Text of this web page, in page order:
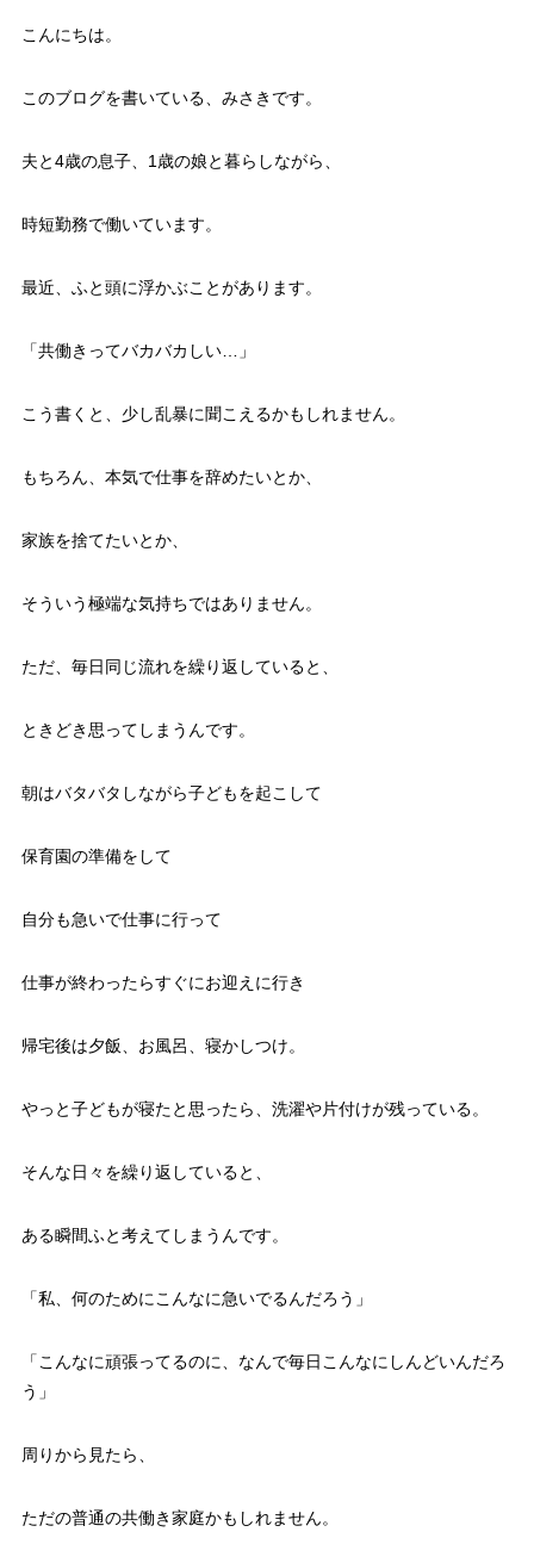
こんにちは。
このブログを書いている、みさきです。
夫と4歳の息子、1歳の娘と暮らしながら、
時短勤務で働いています。
最近、ふと頭に浮かぶことがあります。
「共働きってバカバカしい…」
こう書くと、少し乱暴に聞こえるかもしれません。
もちろん、本気で仕事を辞めたいとか、
家族を捨てたいとか、
そういう極端な気持ちではありません。
ただ、毎日同じ流れを繰り返していると、
ときどき思ってしまうんです。
朝はバタバタしながら子どもを起こして
保育園の準備をして
自分も急いで仕事に行って
仕事が終わったらすぐにお迎えに行き
帰宅後は夕飯、お風呂、寝かしつけ。
やっと子どもが寝たと思ったら、洗濯や片付けが残っている。
そんな日々を繰り返していると、
ある瞬間ふと考えてしまうんです。
「私、何のためにこんなに急いでるんだろう」
「こんなに頑張ってるのに、なんで毎日こんなにしんどいんだろ
う」
周りから見たら、
ただの普通の共働き家庭かもしれません。